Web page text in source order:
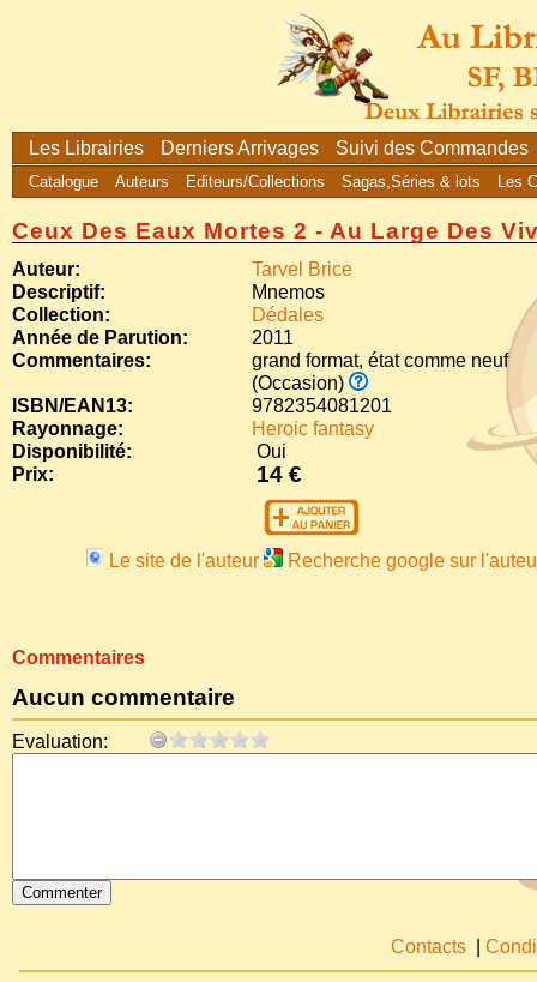
Les Librairies Derniers Arrivages Suivi des Commandes
Catalogue Auteurs Editeurs/Collections Sagas,Séries & lots Les
Ceux Des Eaux Mortes 2 - Au Large Des
Auteur:
Tarvel Brice
Descriptif:
Mnemos
Collection:
Dédales
Année de Parution:
2011
Commentaires:
grand format, état comme neuf
(Occasion)
ISBN/EAN13:
9782354081201
Rayonnage:
Heroic fantasy
Disponibilité:
Oui
Prix:
14 €
Le site de l'auteur Recherche google sur
Commentaires
Aucun commentaire
Evaluation:
Contacts |